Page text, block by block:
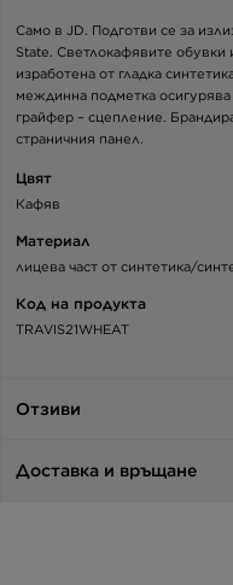
Само в JD. Подготви се за
State. Светлокафявите обувки
изработена от гладка
междинна подметка
грайфер – сцепление.
страничния панел.
Цвят
Кафяв
Материал
лицева част от синтетика/
Код на продукта
TRAVIS21WHEAT
Отзиви
Доставка и връщане